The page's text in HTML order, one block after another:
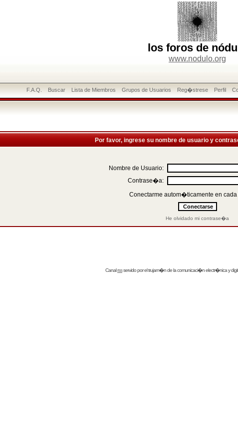
los foros de
www.nodulo.org
F.A.Q. Buscar Lista de Miembros Grupos de Usuarios Reg�strese Perfil
Por favor, ingrese su nombre de usuario y
Nombre de Usuario:
Contrase�a:
Conectarme autom�ticamente en cada
He olvidado mi contrase�a
Canalrssservido por eltrujam�nde la comunicaci�n electr�nica y